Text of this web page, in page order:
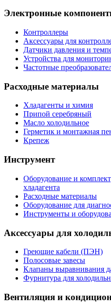
Электронные
Контроллеры
Аксессуары для
Датчики давления и
Устройства для
Частотные
Расходные материалы
Хладагенты и химия
Припой серебряный
Масло холодильное
Герметик и монтажная
Крепеж
Инструмент
Оборудование и
хладагента
Расходные материалы
Оборудование для
Инструменты и
Аксессуары для
Греющие кабели (ПЭН)
Полосовые завесы
Клапаны выравнивания
Фурнитура для
Вентиляция и